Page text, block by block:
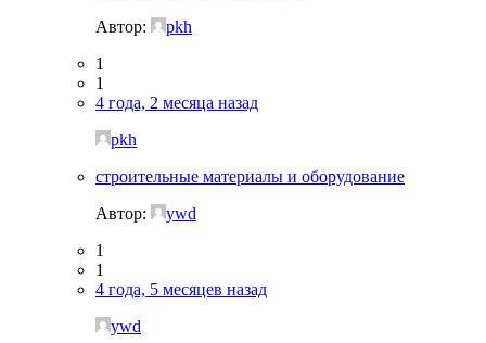
Автор:
pkh
1
1
4 года, 2 месяца назад
pkh
строительные материалы и оборудование
Автор:
ywd
1
1
4 года, 5 месяцев назад
ywd